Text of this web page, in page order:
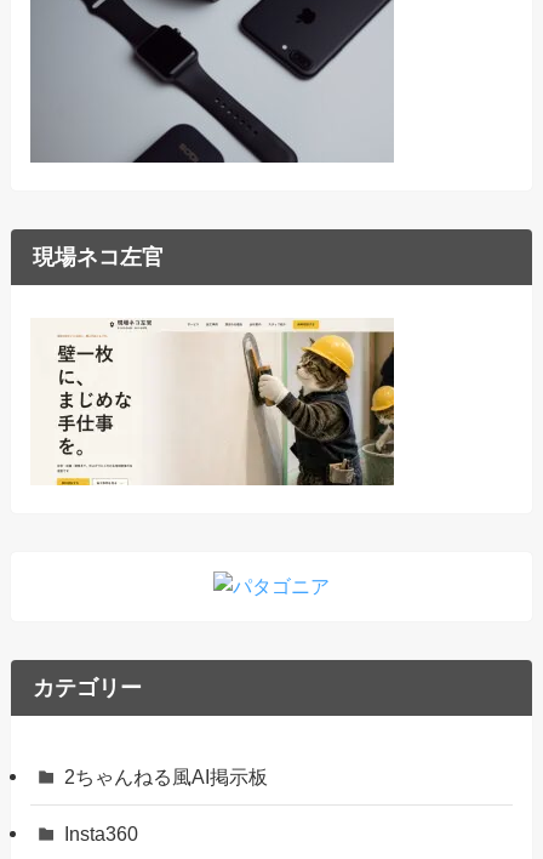
現場ネコ左官
カテゴリー
2ちゃんねる風AI掲示板
Insta360